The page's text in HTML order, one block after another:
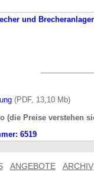
und
(PDF, 13,10 Mb)
(die Preise verstehen
6519
ANGEBOTE ARCHIV